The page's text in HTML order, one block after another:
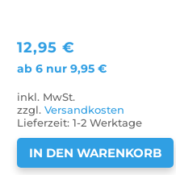
12,95€
ab 6 nur9,95€
inkl. MwSt.
zzgl.Versandkosten
Lieferzeit:1-2 Werktage
IN DEN WARENKORB